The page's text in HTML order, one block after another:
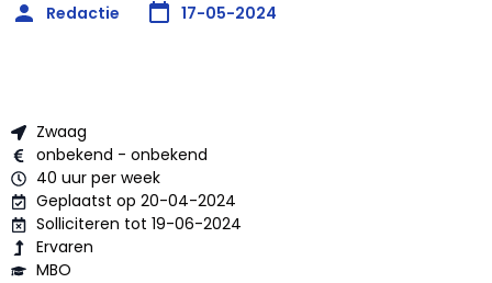
Redactie 17-05-2024
Zwaag
onbekend - onbekend
40 uur per week
Geplaatst op 20-04-2024
Solliciteren tot 19-06-2024
Ervaren
MBO